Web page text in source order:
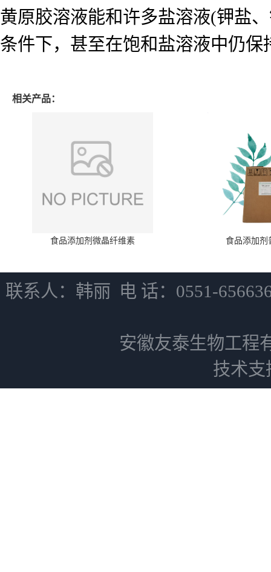
黄原胶溶液能和许多盐溶液(钾盐
条件下，甚至在饱和盐溶液中仍
相关产品：
食品添加剂微晶纤维素 食品添加剂
联系人：韩丽 电 话：0551-
安徽友泰生物工程
技术